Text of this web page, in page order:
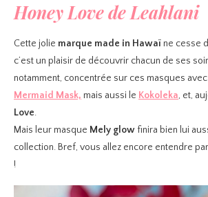
Honey Love de Leahlani
Cette jolie marque made in Hawaï ne cesse
c’est un plaisir de découvrir chacun de ses
notamment, concentrée sur ces masques
Mermaid Mask, mais aussi le Kokoleka, et,
Love.
Mais leur masque Mely glowfinira bien lui
collection. Bref, vous allez encore entendre
!